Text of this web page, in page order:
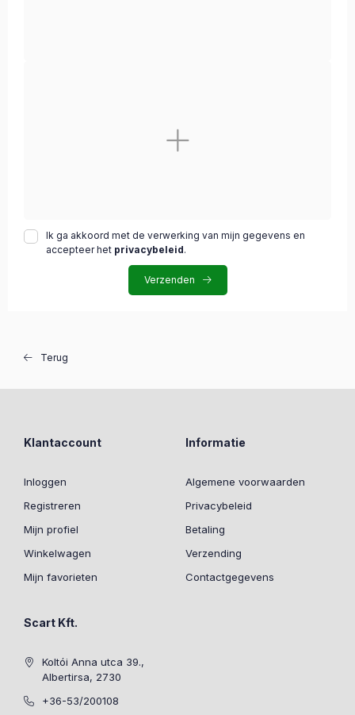
Ik ga akkoord met de verwerking van mijn gegevens en
accepteer het privacybeleid.
Verzenden
Terug
Klantaccount
Inloggen
Registreren
Mijn profiel
Winkelwagen
Mijn favorieten
Informatie
Algemene voorwaarden
Privacybeleid
Betaling
Verzending
Contactgegevens
Scart Kft.
Koltói Anna utca 39.,
Albertirsa, 2730
+36-53/200108